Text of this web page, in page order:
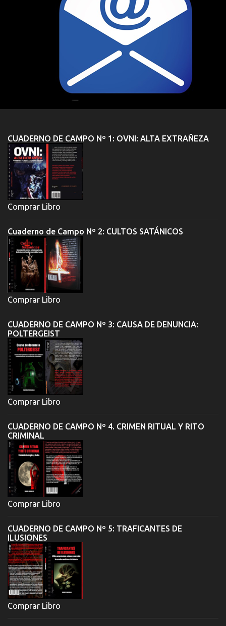
CUADERNO DE CAMPO Nº 1: OVNI: ALTA EXTRAÑEZA
Comprar Libro
Cuaderno de Campo Nº 2: CULTOS SATÁNICOS
Comprar Libro
CUADERNO DE CAMPO Nº 3: CAUSA DE DENUNCIA:
POLTERGEIST
Comprar Libro
CUADERNO DE CAMPO Nº 4. CRIMEN RITUAL Y RITO
CRIMINAL
Comprar Libro
CUADERNO DE CAMPO Nº 5: TRAFICANTES DE
ILUSIONES
Comprar Libro